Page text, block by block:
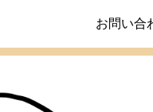
お問い合